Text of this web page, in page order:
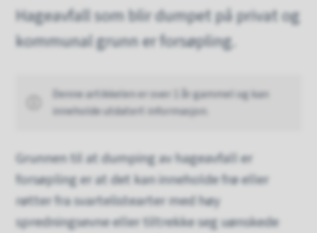
Hageavfall som blir dumpet på privat og
kommunal grunn er forsøpling.
Denne artikkelen er over 1 år gammel og kan
inneholde utdatert informasjon.
Grunnen til at dumping av hageavfall er
forsøpling er at det kan inneholde frø eller
røtter fra svartelistearter med høy
spredningsevne eller tiltrekke seg uønskede